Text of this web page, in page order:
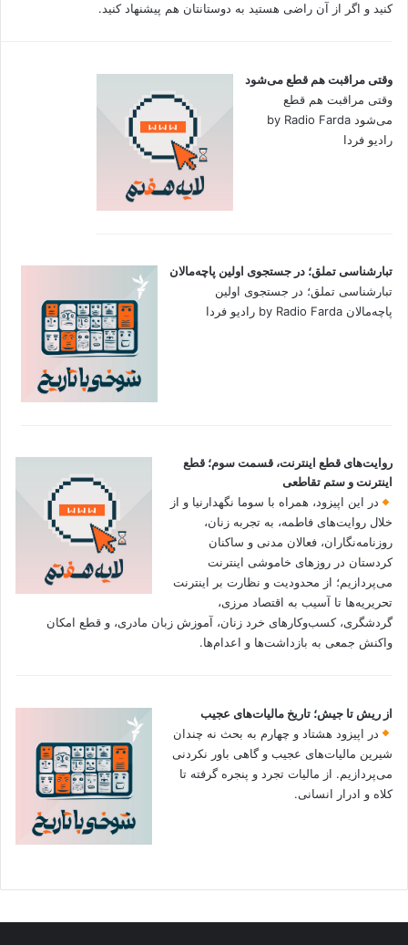
کنید و اگر از آن راضی هستید به دوستانتان هم پیشنهاد کنید.
وقتی مراقبت هم قطع می‌شود
وقتی مراقبت هم قطع
می‌شود by Radio Farda
رادیو فردا
تبارشناسی تملق؛ در جستجوی اولین‌ پاچه‌مالان
تبارشناسی تملق؛ در جستجوی اولین‌
پاچه‌مالان by Radio Farda رادیو فردا
روایت‌های قطع اینترنت، قسمت سوم؛ قطع
اینترنت و ستم تقاطعی
در این اپیزود، همراه با سوما نگهدارنیا و از
خلال روایت‌های فاطمه، به تجربه زنان،
روزنامه‌نگاران، فعالان مدنی و ساکنان
کردستان در روزهای خاموشی اینترنت
می‌پردازیم؛ از محدودیت و نظارت بر اینترنت
تحریریه‌ها تا آسیب به اقتصاد مرزی،
گردشگری، کسب‌وکارهای خرد زنان، آموزش زبان مادری، و قطع امکان
واکنش جمعی به بازداشت‌ها و اعدام‌ها.
از ریش تا جیش؛ تاریخ مالیات‌های عجیب
در اپیزود هشتاد و چهارم به بحث نه چندان
شیرین مالیات‌های عجیب و گاهی باور نکردنی‌
می‌پردازیم. از مالیات تجرد و پنجره گرفته تا
کلاه و ادرار انسانی.